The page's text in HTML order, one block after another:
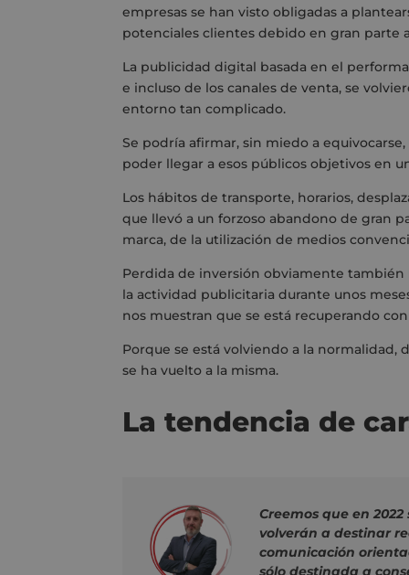
empresas se han visto obligadas a
potenciales clientes debido en gran parte
La publicidad digital basada en el
e incluso de los canales de venta, se
entorno tan complicado.
Se podría afirmar, sin miedo a equivocarse,
poder llegar aesos públicos objetivos en
Los hábitos de transporte, horarios,
que llevóa un forzoso abandono de gran
marca, de la utilización de medios
Perdida de inversión obviamente también
laactividad publicitaria durante unos
nos muestran que se está recuperando
Porque seestá volviendo a la normalidad,
se ha vuelto a la misma.
La tendencia de
Creemos que en
volverán a destinar
comunicación
sólo destinada a